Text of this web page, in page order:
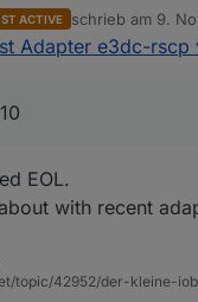
v1.0.0
20.01.2022
RSCP protocolwhich
power limit. This
to the standard
One may assume other
interface, but I
the adapter supports
ACTIVE schrieb am 9.
zuletzt editiert
Adapter e3dc-rscp
EOL.
with recent
topic/42952/der-kleine-